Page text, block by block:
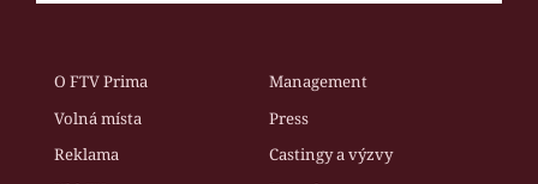
O FTV Prima
Management
Volná místa
Press
Reklama
Castingy a výzvy